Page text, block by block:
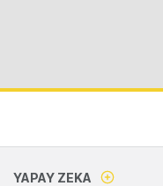
YAPAY ZEKA